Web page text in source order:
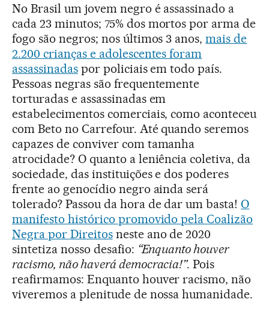
No Brasil um jovem negro é assassinado a
cada 23 minutos; 75% dos mortos por arma de
fogo são negros; nos últimos 3 anos,mais de
2.200 crianças e adolescentes foram
assassinadaspor policiais em todo país.
Pessoas negras são frequentemente
torturadas e assassinadas em
estabelecimentos comerciais, como aconteceu
com Beto no Carrefour. Até quando seremos
capazes de conviver com tamanha
atrocidade? O quanto a leniência coletiva, da
sociedade, das instituições e dos poderes
frente ao genocídio negro ainda será
tolerado? Passou da hora de dar um basta! O
manifesto histórico promovido pela Coalizão
Negra por Direitosneste ano de 2020
sintetiza nosso desafio: “Enquanto houver
racismo, não haverá democracia!”. Pois
reafirmamos: Enquanto houver racismo, não
viveremos a plenitude de nossa humanidade.